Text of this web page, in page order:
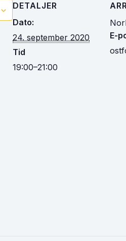
DETALJER
Dato:
24. september 2020
Tid
19:00–21:00
E-